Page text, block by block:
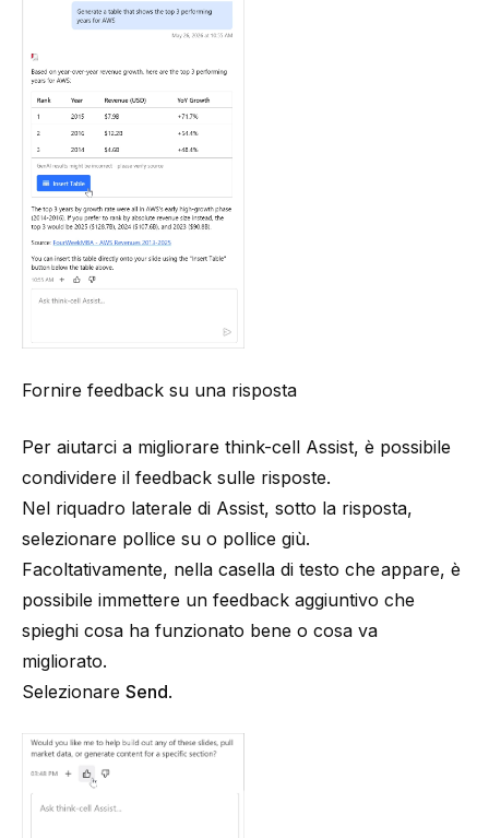
Fornire feedback su una risposta
Per aiutarci a migliorare think-cell Assist, è possibile
condividere il feedback sulle risposte.
Nel riquadro laterale di Assist, sotto la risposta,
selezionare pollice su o pollice giù.
Facoltativamente, nella casella di testo che appare, è
possibile immettere un feedback aggiuntivo che
spieghi cosa ha funzionato bene o cosa va
migliorato.
Selezionare Send.